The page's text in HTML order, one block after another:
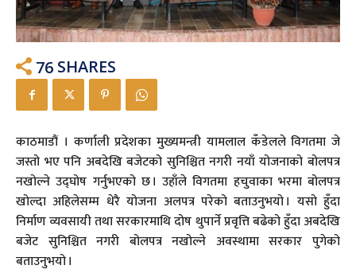
76 SHARES
काठमाडौं । कर्णाली प्रदेशका मुख्यमन्त्री यामलाल कँडेलले विगतमा जे
जस्तो भए पनि अबदेखि बजेटको सुनिश्चित नगरी नयाँ योजनाको बोलपत्र
नखोल्ने उद्घोष गर्नुभएको छ । उहाँले विगतमा हचुवाका भरमा बोलपत्र
खोल्दा अहिलेसम्म धेरै योजना अलपत्र परेको बताउनुभयो । यसो हुँदा
निर्माण व्यवसायी तथा सरकारमाथि दोष थुपार्ने प्रवृत्ति बढेको हुँदा अबदेखि
बजेट सुनिश्चित नगरी बोलपत्र नखोल्ने अवस्थामा सरकार पुगेको
बताउनुभयो ।